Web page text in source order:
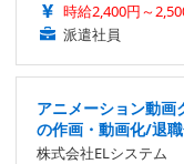
時給2,400円～
派遣社員
アニメーション動
の作画・動画化/退
株式会社ELシステム